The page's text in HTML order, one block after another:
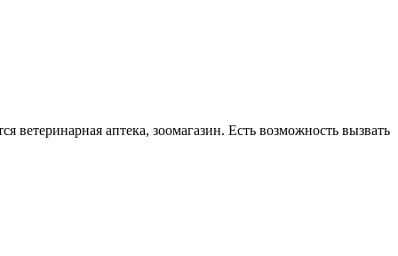
аптека, зоомагазин. Есть возможность вызвать